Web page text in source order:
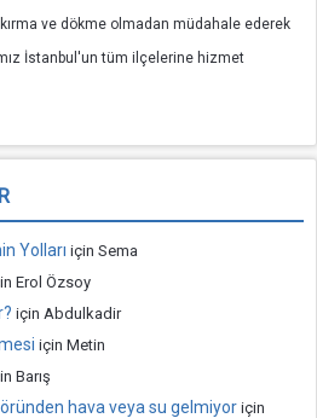
kırma ve dökme olmadan müdahale ederek
İstanbul'un tüm ilçelerine hizmet
Yolları için Sema
Erol Özsoy
için Abdulkadir
için Metin
Barış
hava veya su gelmiyor için